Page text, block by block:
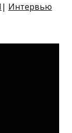
| Интервью